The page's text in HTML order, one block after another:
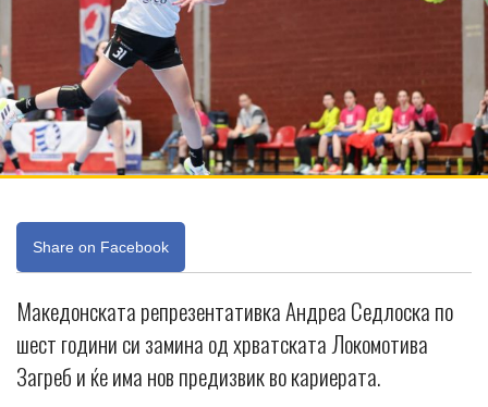
Share on Facebook
Македонската репрезентативка Андреа Седлоска по
шест години си замина од хрватската Локомотива
Загреб и ќе има нов предизвик во кариерата.